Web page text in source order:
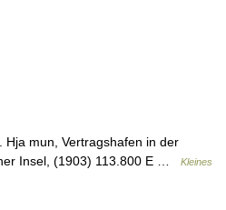
mun, Vertragshafen in der
Insel, (1903) 113.800 E …
Kleines